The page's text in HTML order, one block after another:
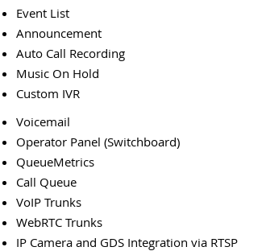
Event List
Announcement
Auto Call Recording
Music On Hold
Custom IVR
Voicemail
Operator Panel (Switchboard)
QueueMetrics
Call Queue
VoIP Trunks
WebRTC Trunks
IP Camera and GDS Integration via RTSP